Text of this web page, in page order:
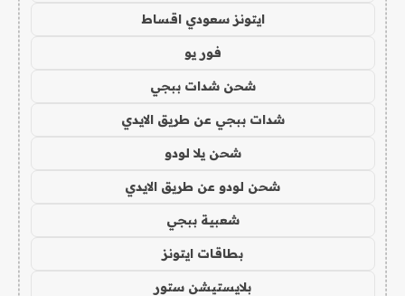
ايتونز سعودي اقساط
فور يو
شحن شدات ببجي
شدات ببجي عن طريق الايدي
شحن يلا لودو
شحن لودو عن طريق الايدي
شعبية ببجي
بطاقات ايتونز
بلايستيشن ستور